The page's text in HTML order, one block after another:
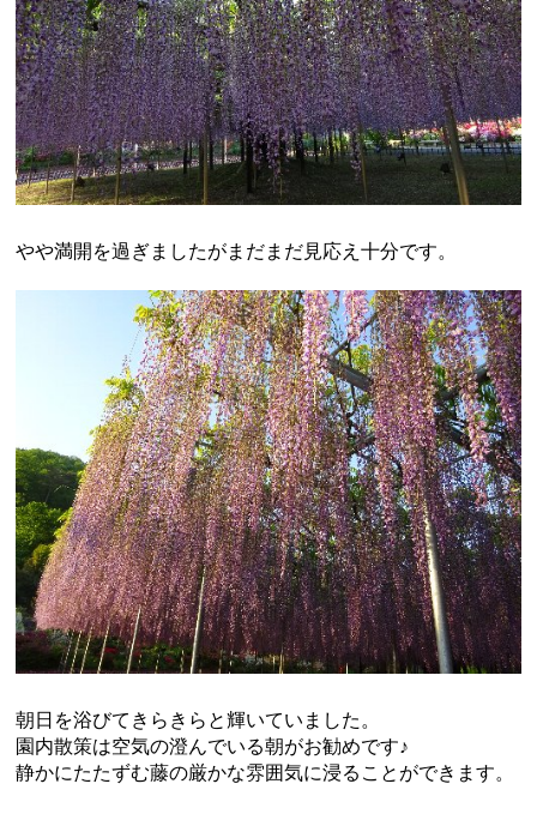
やや満開を過ぎましたがまだまだ見応え十分です。
朝日を浴びてきらきらと輝いていました。
園内散策は空気の澄んでいる朝がお勧めです♪
静かにたたずむ藤の厳かな雰囲気に浸ることができます。